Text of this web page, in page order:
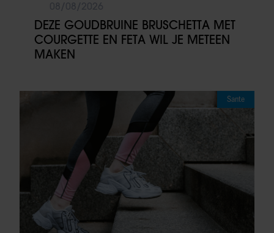
DEZE GOUDBRUINE BRUSCHETTA MET
COURGETTE EN FETA WIL JE METEEN
MAKEN
Sante